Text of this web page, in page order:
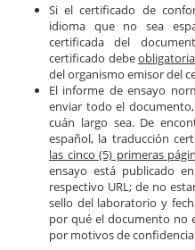
Si el certificado de
idioma que no sea
certificada del
certificado debe
del organismo emisor del
El informe de ensayo
enviar todo el
cuán largo sea. De
español, la traducción
las cinco (5) primeras
ensayo está publicado
respectivo URL; de no
sello del laboratorio y
por qué el documento no
por motivos de